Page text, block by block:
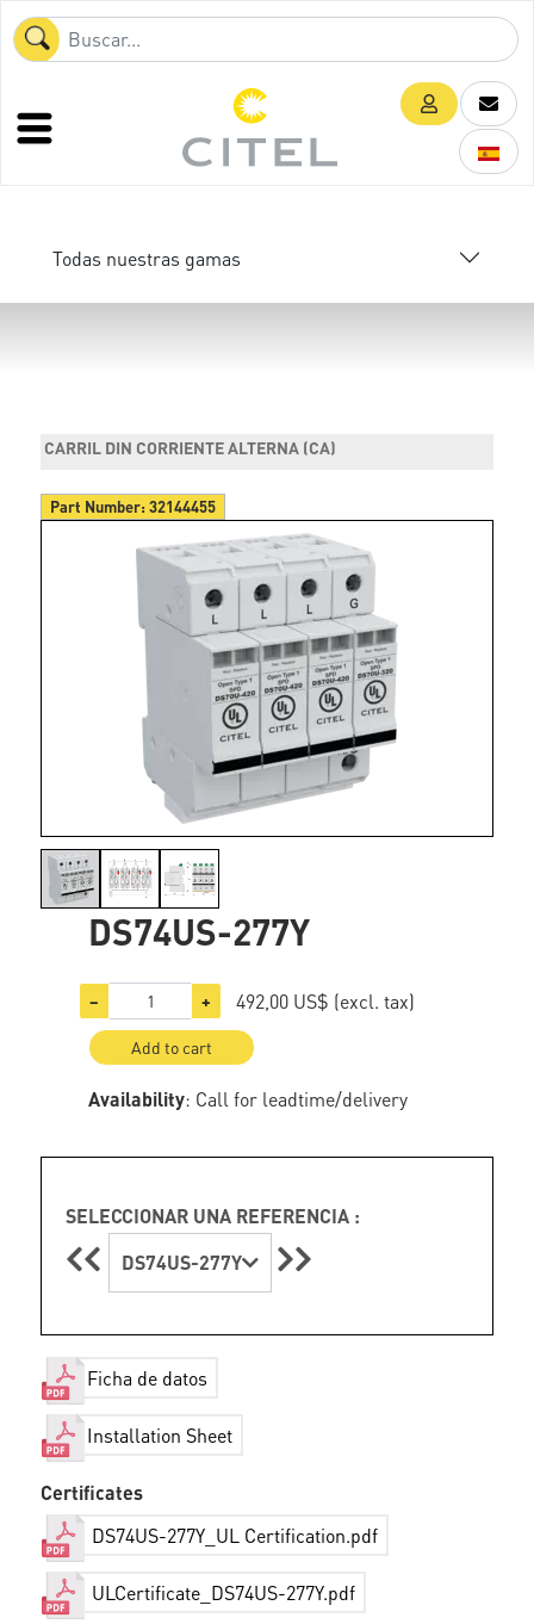
Todas nuestras gamas
CARRIL DIN CORRIENTE ALTERNA (CA)
Part Number:32144455
DS74US-277Y
− + 492,00 US$ (excl. tax)
Add to cart
Availability: Call for leadtime/delivery
SELECCIONAR UNA REFERENCIA :
DS74US-277Y
Ficha de datos
Installation Sheet
Certificates
DS74US-277Y_UL Certification.pdf
ULCertificate_DS74US-277Y.pdf